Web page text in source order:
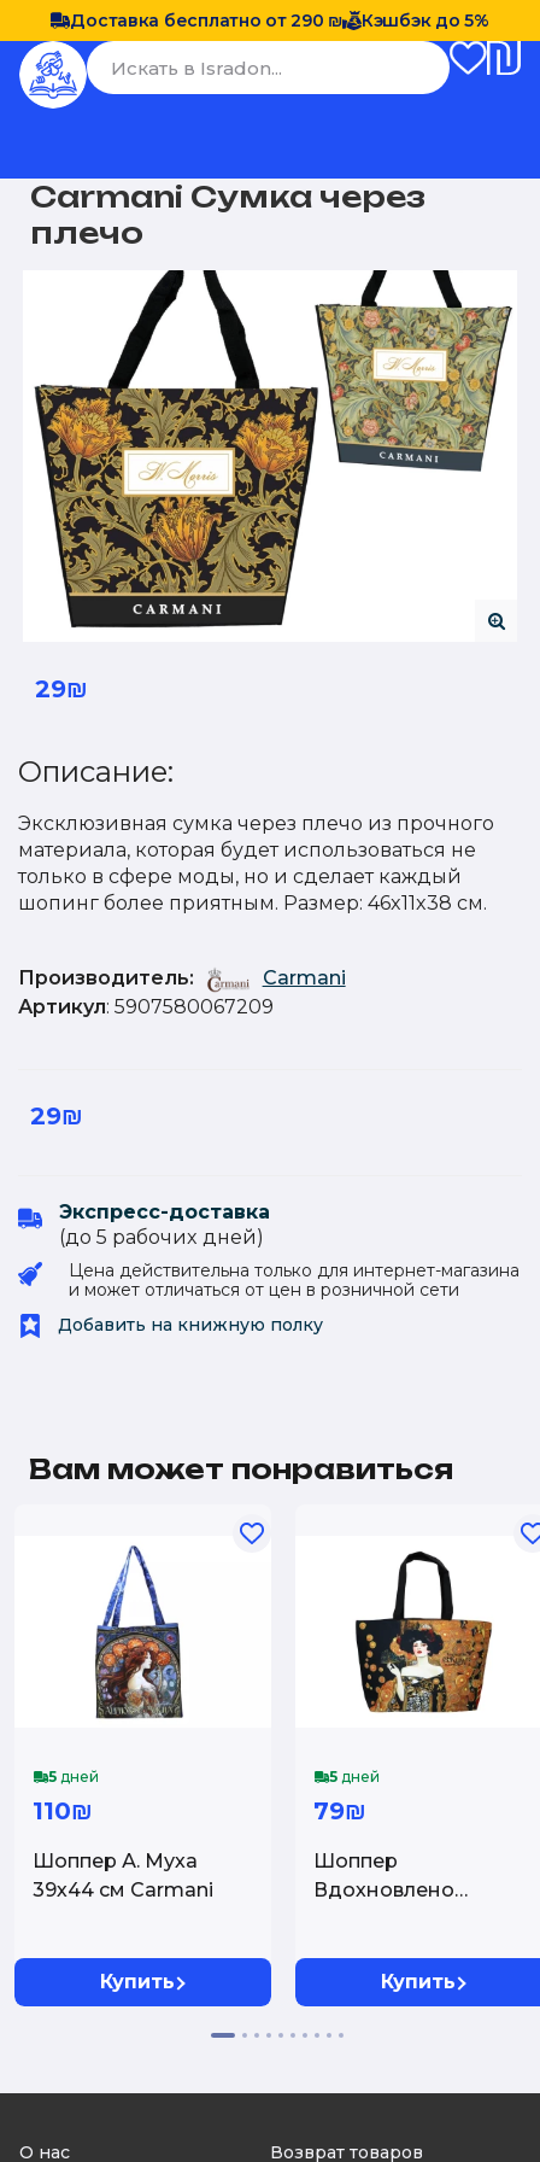
Доставка бесплатно от 290 ₪ Кэшбэк до 5%
Carmani Сумка через
плечо
29₪
Описание:
Эксклюзивная сумка через плечо из прочного
материала, которая будет использоваться не
только в сфере моды, но и сделает каждый
шопинг более приятным. Размер: 46x11x38 см.
Производитель:
Carmani
Артикул: 5907580067209
29₪
Экспресс-доставка
(до 5 рабочиx дней)
Цена действительна только для интернет-магазина
и может отличаться от цен в розничной сети
Добавить на книжную полку
Вам может понравиться
5 дней
110₪
Шоппер А. Муха
39х44 см Carmani
Купить
5 дней
79₪
Шоппер
Вдохновлено
Купить
О нас Возврат товаров